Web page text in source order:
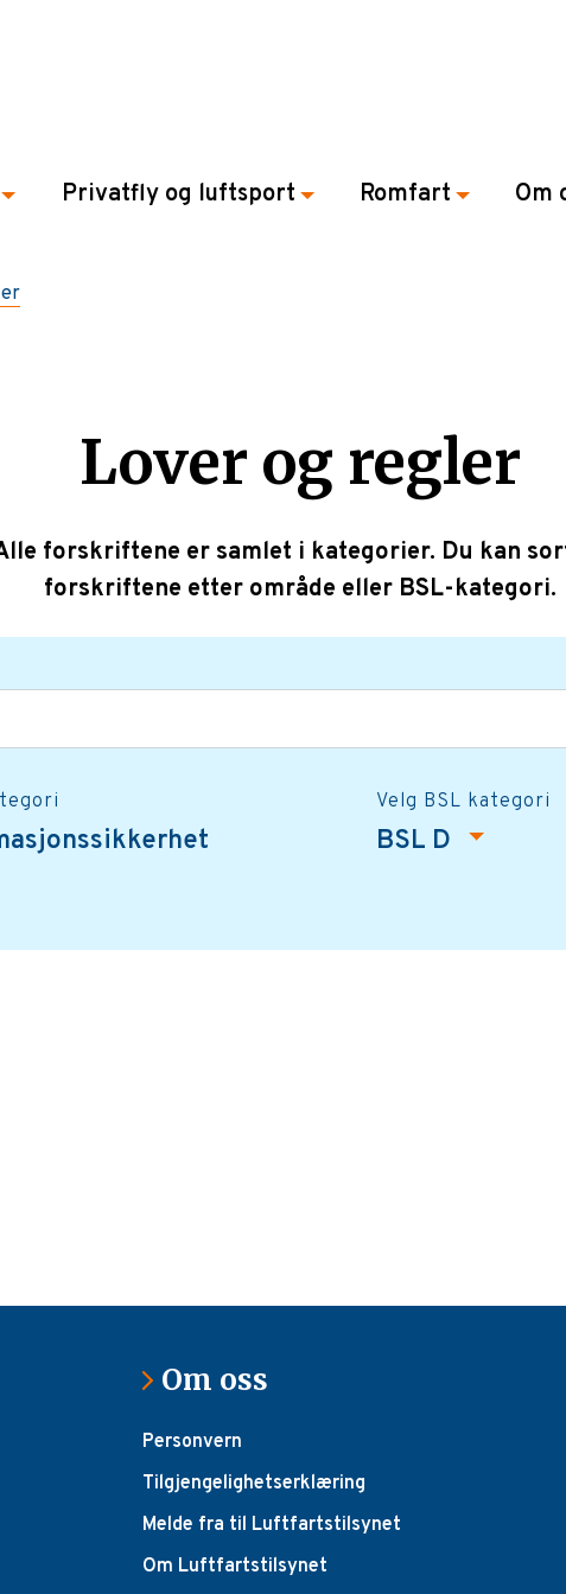
Privatfly og luftsport Romfart Om
Lover og regler
forskriftene er samlet i kategorier. Du kan
forskriftene etter område eller BSL-kategori.
Velg BSL kategori
BSL D
Om oss
Personvern
Tilgjengelighetserklæring
Melde fra til Luftfartstilsynet
Om Luftfartstilsynet